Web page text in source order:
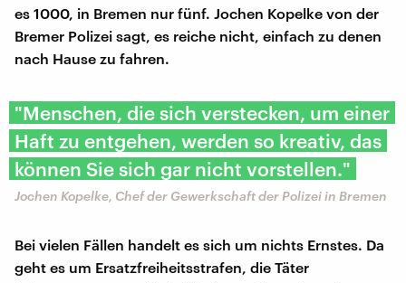
es 1000, in Bremen nur fünf. Jochen Kopelke von der
Bremer Polizei sagt, es reiche nicht, einfach zu denen
nach Hause zu fahren.
"Menschen, die sich verstecken, um einer
Haft zu entgehen, werden so kreativ, das
können Sie sich gar nicht vorstellen."
Jochen Kopelke, Chef der Gewerkschaft der Polizei in Bremen
Bei vielen Fällen handelt es sich um nichts Ernstes. Da
geht es um Ersatzfreiheitsstrafen, die Täter